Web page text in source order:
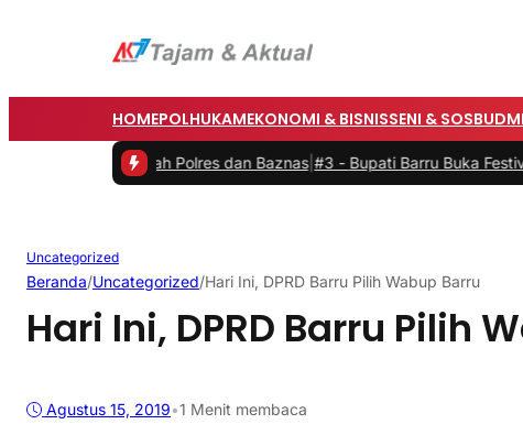
HOMEPOLHUKAMEKONOMI & BISNISSENI & SOSBUD
Rumah Polres dan Baznas|#3 -Bupati Barru Buka Festival
Uncategorized
Beranda/Uncategorized/Hari Ini, DPRD Barru Pilih Wabup Barru
Hari Ini, DPRD Barru Pilih
Agustus 15, 2019•1 Menit membaca